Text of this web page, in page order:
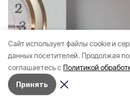
Cайт использует файлы cookie и
данных посетителей. Продолжая
соглашаетесь с Политикой
Принять
Официальные
документы